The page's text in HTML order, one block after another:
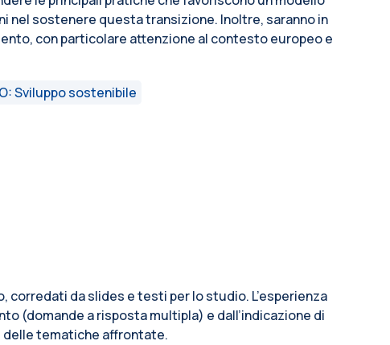
sostenere questa transizione. Inoltre, saranno in
con particolare attenzione al contesto europeo e
Sviluppo sostenibile
da slides e testi per lo studio. L’esperienza
(domande a risposta multipla) e dall’indicazione di
tematiche affrontate.